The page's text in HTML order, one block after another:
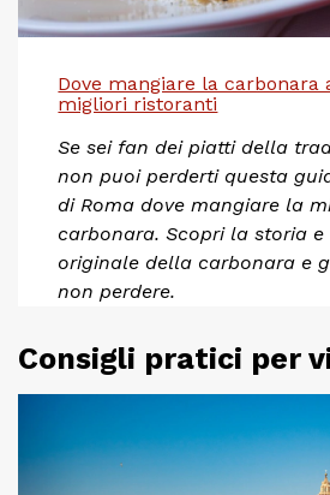
Dove mangiare la carbonara
migliori ristoranti
Se sei fan dei piatti della
non puoi perderti questa
di Roma dove mangiare la
carbonara. Scopri la storia
originale della carbonara e
non perdere.
Consigli pratici per